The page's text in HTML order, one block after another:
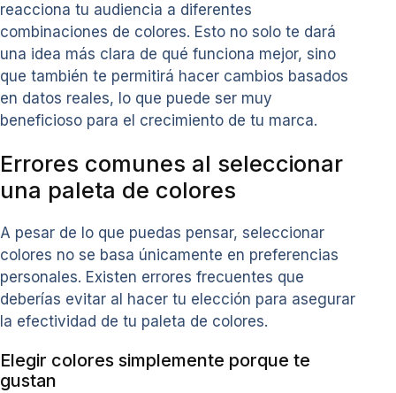
reacciona tu audiencia a diferentes
combinaciones de colores. Esto no solo te dará
una idea más clara de qué funciona mejor, sino
que también te permitirá hacer cambios basados
en datos reales, lo que puede ser muy
beneficioso para el crecimiento de tu marca.
Errores comunes al seleccionar
una paleta de colores
A pesar de lo que puedas pensar, seleccionar
colores no se basa únicamente en preferencias
personales. Existen errores frecuentes que
deberías evitar al hacer tu elección para asegurar
la efectividad de tu paleta de colores.
Elegir colores simplemente porque te
gustan